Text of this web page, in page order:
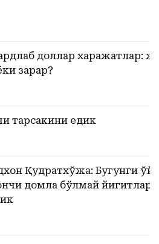
доллар харажатлар:
зарар?
тарсакини едик
Қудратхўжа: Бугунги
домла бўлмай